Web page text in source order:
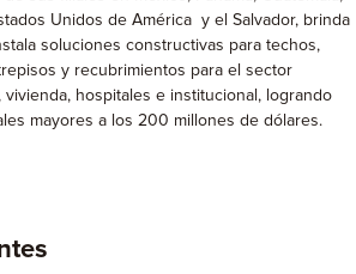
Unidos de América y el Salvador, brinda
soluciones constructivas para techos,
y recubrimientos para el sector
vivienda, hospitales e institucional, logrando
mayores a los 200 millones de dólares.